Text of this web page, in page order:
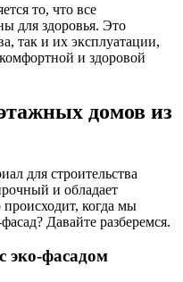
то, что все
для здоровья. Это
так и их эксплуатации,
и здоровой
домов из
для строительства
и обладает
когда мы
Давайте разберемся.
эко-фасадом